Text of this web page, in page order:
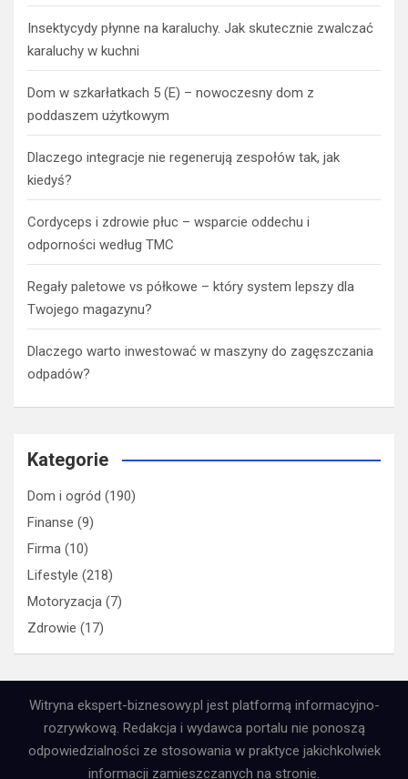
Insektycydy płynne na karaluchy. Jak skutecznie zwalczać
karaluchy w kuchni
Dom w szkarłatkach 5 (E) – nowoczesny dom z
poddaszem użytkowym
Dlaczego integracje nie regenerują zespołów tak, jak
kiedyś?
Cordyceps i zdrowie płuc – wsparcie oddechu i
odporności według TMC
Regały paletowe vs półkowe – który system lepszy dla
Twojego magazynu?
Dlaczego warto inwestować w maszyny do zagęszczania
odpadów?
Kategorie
Dom i ogród (190)
Finanse (9)
Firma (10)
Lifestyle (218)
Motoryzacja (7)
Zdrowie (17)
Witryna ekspert-biznesowy.pl jest platformą informacyjno-
rozrywkową. Redakcja i wydawca portalu nie ponoszą
odpowiedzialności ze stosowania w praktyce jakichkolwiek
informacji zamieszczanych na stronie.